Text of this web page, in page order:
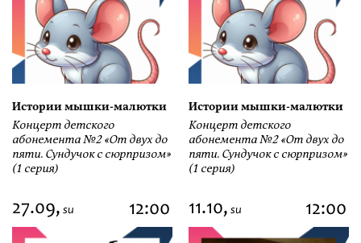
Истории мышки-малютки
Концерт детского
абонемента №2 «От двух до
пяти. Сундучок с сюрпризом»
(1 серия)
Истории мышки-малютки
Концерт детского
абонемента №2 «От двух до
пяти. Сундучок с сюрпризом»
(1 серия)
27.09, su 12:00 11.10, su 12:00